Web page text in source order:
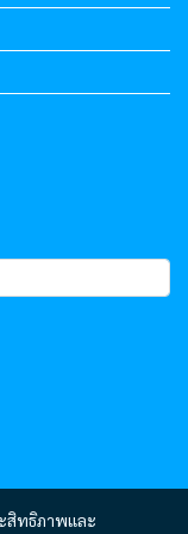
สิทธิภาพและ